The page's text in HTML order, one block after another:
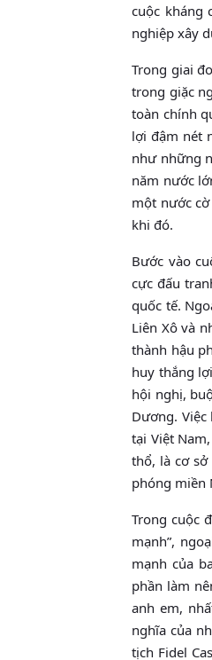
cuộc kháng
nghiệp xây
Trong giai
trong giặc
toàn chính
lợi đậm nét
như những
năm nước
một nước
khi đó.
Bước vào
cực đấu
quốc tế.
Liên Xô và
thành hậu
huy thắng
hội nghị,
Dương.
tại Việt
thổ, là cơ
phóng miền
Trong cuộc
mạnh”,
mạnh của
phần làm
anh em,
nghĩa của
tịch Fidel